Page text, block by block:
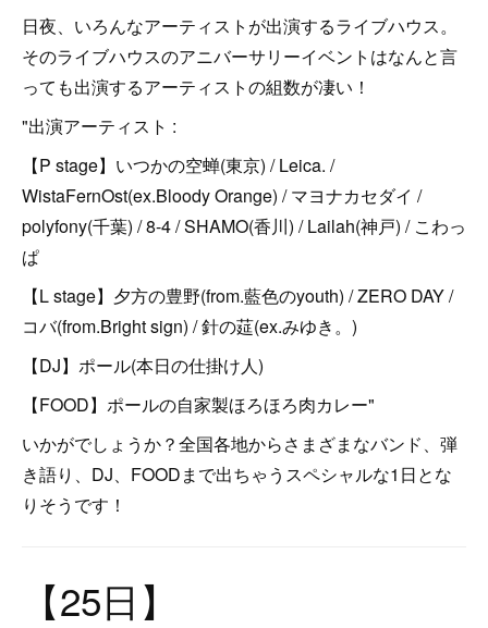
日夜、いろんなアーティストが出演するライブハウス。
そのライブハウスのアニバーサリーイベントはなんと言
っても出演するアーティストの組数が凄い！
"出演アーティスト :
【P stage】いつかの空蝉(東京) / Leica. /
WistaFernOst(ex.Bloody Orange) / マヨナカセダイ /
polyfony(千葉) / 8-4 / SHAMO(香川) / Lailah(神戸) / こわっ
ぱ
【L stage】夕方の豊野(from.藍色のyouth) / ZERO DAY /
コバ(from.Bright sign) / 針の莚(ex.みゆき。)
【DJ】ポール(本日の仕掛け人)
【FOOD】ポールの自家製ほろほろ肉カレー"
いかがでしょうか？全国各地からさまざまなバンド、弾
き語り、DJ、FOODまで出ちゃうスペシャルな1日とな
りそうです！
【25日】